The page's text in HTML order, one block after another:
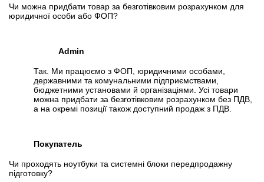
Чи можна придбати товар за безготівковим розрахунком для
юридичної особи або ФОП?
Admin
Так. Ми працюємо з ФОП, юридичними особами,
державними та комунальними підприємствами,
бюджетними установами й організаціями. Усі товари
можна придбати за безготівковим розрахунком без ПДВ,
а на окремі позиції також доступний продаж з ПДВ.
Покупатель
Чи проходять ноутбуки та системні блоки передпродажну
підготовку?